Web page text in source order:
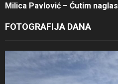
Milica Pavlović – Ćutim naglas
FOTOGRAFIJA DANA